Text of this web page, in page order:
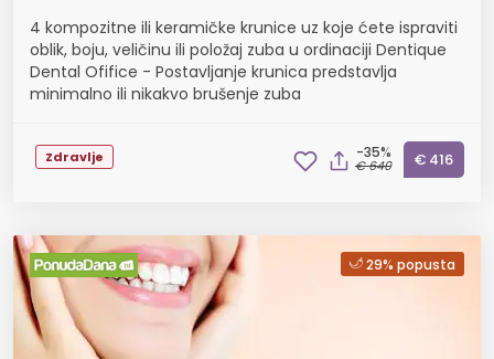
4 kompozitne ili keramičke krunice uz koje ćete ispraviti
oblik, boju, veličinu ili položaj zuba u ordinaciji Dentique
Dental Ofifice - Postavljanje krunica predstavlja
minimalno ili nikakvo brušenje zuba
Zdravlje -35%
€ 640 € 416
29% popusta